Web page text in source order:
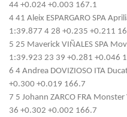
44 +0.024 +0.003 167.1
4 41 Aleix ESPARGARO SPA
1:39.877 4 28 +0.235 +0.211
5 25 Maverick VIÑALES SPA
1:39.923 23 39 +0.281 +0.046
6 4 Andrea DOVIZIOSO ITA
+0.300 +0.019 166.7
7 5 Johann ZARCO FRA
36 +0.302 +0.002 166.7